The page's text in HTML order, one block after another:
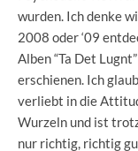
wurden. Ich denke
2008 oder ‘09
Alben “Ta Det
erschienen. Ich
verliebt in die
Wurzeln und ist
nur richtig, richtig